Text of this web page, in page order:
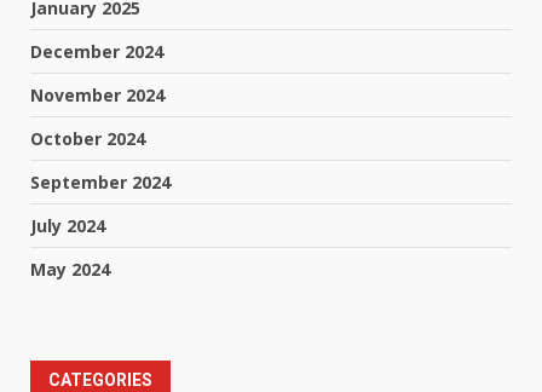
January 2025
December 2024
November 2024
October 2024
September 2024
July 2024
May 2024
CATEGORIES